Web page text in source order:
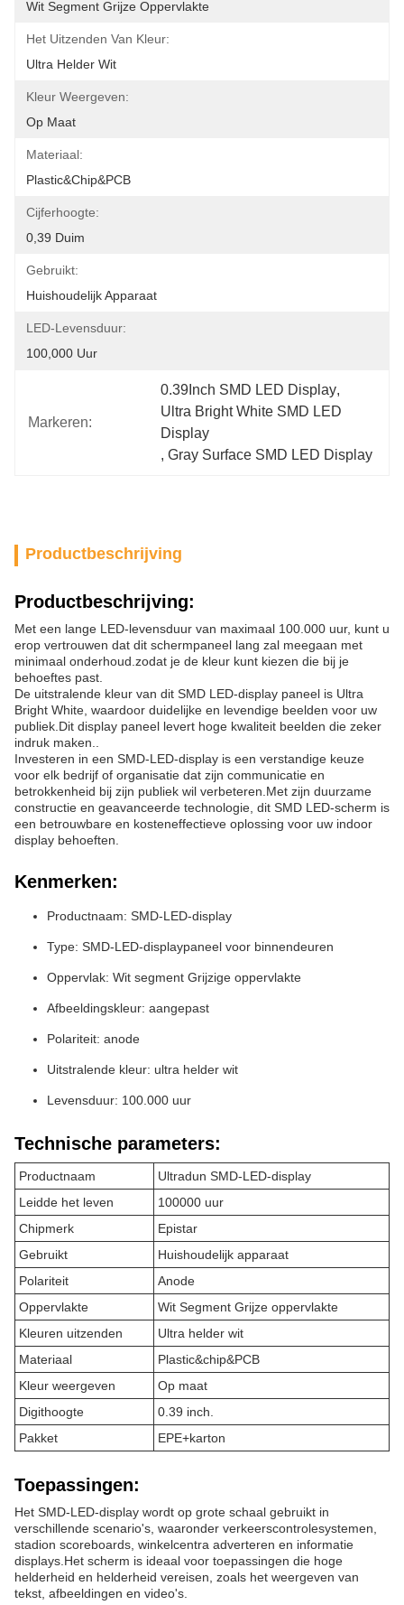
Wit Segment Grijze Oppervlakte
Het Uitzenden Van Kleur:
Ultra Helder Wit
Kleur Weergeven:
Op Maat
Materiaal:
Plastic&chip&PCB
Cijferhoogte:
0,39 Duim
Gebruikt:
Huishoudelijk Apparaat
LED-Levensduur:
100,000 Uur
Markeren:
0.39Inch SMD LED Display,
Ultra Bright White SMD LED
Display
, Gray Surface SMD LED Display
Productbeschrijving
Productbeschrijving:
Met een lange LED-levensduur van maximaal 100.000 uur, kunt u
erop vertrouwen dat dit schermpaneel lang zal meegaan met
minimaal onderhoud.zodat je de kleur kunt kiezen die bij je
behoeftes past.
De uitstralende kleur van dit SMD LED-display paneel is Ultra
Bright White, waardoor duidelijke en levendige beelden voor uw
publiek.Dit display paneel levert hoge kwaliteit beelden die zeker
indruk maken..
Investeren in een SMD-LED-display is een verstandige keuze
voor elk bedrijf of organisatie dat zijn communicatie en
betrokkenheid bij zijn publiek wil verbeteren.Met zijn duurzame
constructie en geavanceerde technologie, dit SMD LED-scherm is
een betrouwbare en kosteneffectieve oplossing voor uw indoor
display behoeften.
Kenmerken:
Productnaam: SMD-LED-display
Type: SMD-LED-displaypaneel voor binnendeuren
Oppervlak: Wit segment Grijzige oppervlakte
Afbeeldingskleur: aangepast
Polariteit: anode
Uitstralende kleur: ultra helder wit
Levensduur: 100.000 uur
Technische parameters:
Productnaam
Ultradun SMD-LED-display
Leidde het leven
100000 uur
Chipmerk
Epistar
Gebruikt
Huishoudelijk apparaat
Polariteit
Anode
Oppervlakte
Wit Segment Grijze oppervlakte
Kleuren uitzenden
Ultra helder wit
Materiaal
Plastic&chip&PCB
Kleur weergeven
Op maat
Digithoogte
0.39 inch.
Pakket
EPE+karton
Toepassingen:
Het SMD-LED-display wordt op grote schaal gebruikt in
verschillende scenario's, waaronder verkeerscontrolesystemen,
stadion scoreboards, winkelcentra adverteren en informatie
displays.Het scherm is ideaal voor toepassingen die hoge
helderheid en helderheid vereisen, zoals het weergeven van
tekst, afbeeldingen en video's.